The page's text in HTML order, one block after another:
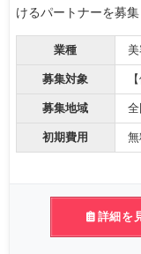
けるパートナーを募集
業種
募集対象
募集地域 全
初期費用
詳細を